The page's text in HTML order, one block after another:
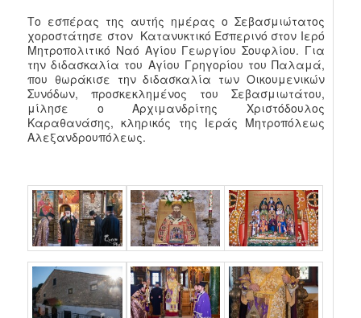
Το εσπέρας της αυτής ημέρας ο Σεβασμιώτατος
χοροστάτησε στον Κατανυκτικό Εσπερινό στον Ιερό
Μητροπολιτικό Ναό Αγίου Γεωργίου Σουφλίου. Για
την διδασκαλία του Αγίου Γρηγορίου του Παλαμά,
που θωράκισε την διδασκαλία των Οικουμενικών
Συνόδων, προσκεκλημένος του Σεβασμιωτάτου,
μίλησε ο Αρχιμανδρίτης Χριστόδουλος
Καραθανάσης, κληρικός της Ιεράς Μητροπόλεως
Αλεξανδρουπόλεως.